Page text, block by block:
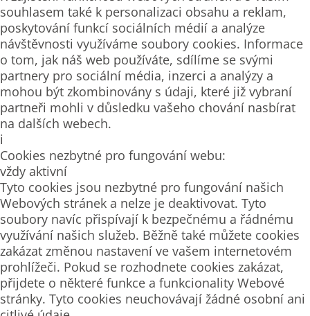
souhlasem také k personalizaci obsahu a reklam,
poskytování funkcí sociálních médií a analýze
návštěvnosti využíváme soubory cookies. Informace
o tom, jak náš web používáte, sdílíme se svými
partnery pro sociální média, inzerci a analýzy a
mohou být zkombinovány s údaji, které již vybraní
partneři mohli v důsledku vašeho chování nasbírat
na dalších webech.
i
Cookies nezbytné pro fungování webu:
vždy aktivní
Tyto cookies jsou nezbytné pro fungování našich
Webových stránek a nelze je deaktivovat. Tyto
soubory navíc přispívají k bezpečnému a řádnému
využívání našich služeb. Běžně také můžete cookies
zakázat změnou nastavení ve vašem internetovém
prohlížeči. Pokud se rozhodnete cookies zakázat,
přijdete o některé funkce a funkcionality Webové
stránky. Tyto cookies neuchovávají žádné osobní ani